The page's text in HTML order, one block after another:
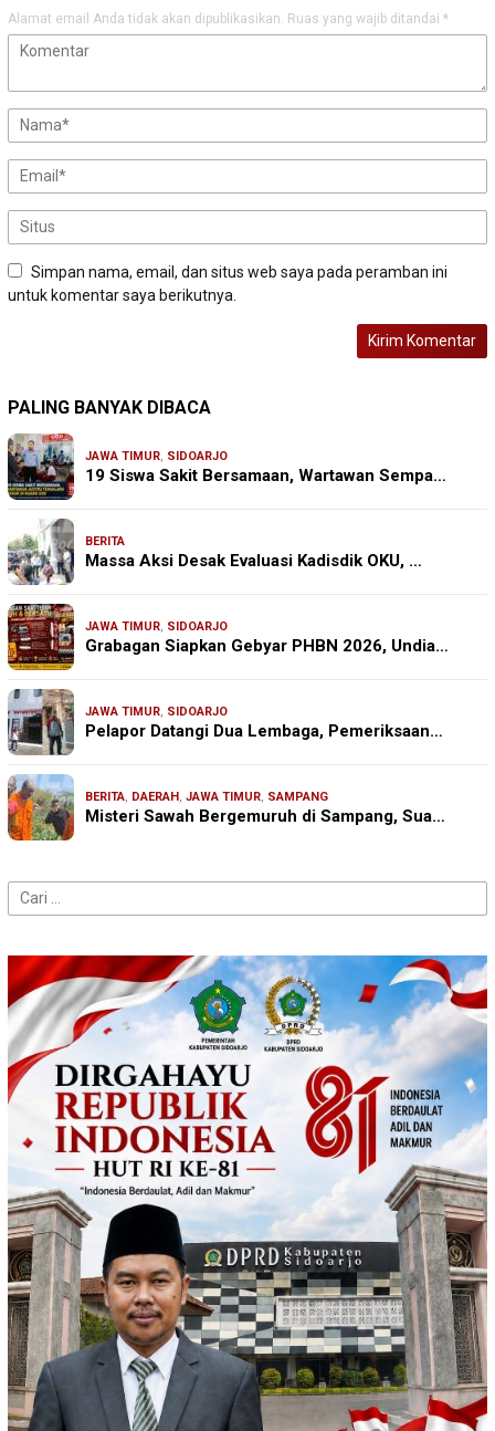
Alamat email Anda tidak akan dipublikasikan. Ruas yang wajib ditandai *
Simpan nama, email, dan situs web saya pada peramban ini
untuk komentar saya berikutnya.
PALING BANYAK DIBACA
JAWA TIMUR, SIDOARJO
19 Siswa Sakit Bersamaan, Wartawan Sempa…
BERITA
Massa Aksi Desak Evaluasi Kadisdik OKU, …
JAWA TIMUR, SIDOARJO
Grabagan Siapkan Gebyar PHBN 2026, Undia…
JAWA TIMUR, SIDOARJO
Pelapor Datangi Dua Lembaga, Pemeriksaan…
BERITA, DAERAH, JAWA TIMUR, SAMPANG
Misteri Sawah Bergemuruh di Sampang, Sua…
Cari
untuk: